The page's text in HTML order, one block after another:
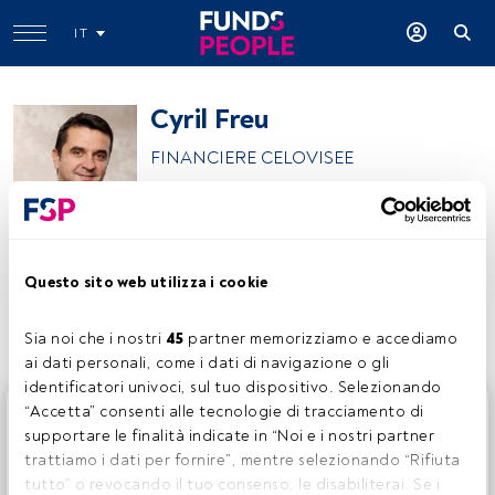
Questo sito web utilizza i cookie
Sia noi che i nostri 45 partner memorizziamo e accediamo
ai dati personali, come i dati di navigazione o gli
identificatori univoci, sul tuo dispositivo. Selezionando
“Accetta” consenti alle tecnologie di tracciamento di
supportare le finalità indicate in “Noi e i nostri partner
trattiamo i dati per fornire”, mentre selezionando “Rifiuta
tutto” o revocando il tuo consenso, le disabiliterai. Se i
IT
Cyril Freu
FINANCIERE CELOVISEE
Condividi:
Questo è un articolo riservato agli utenti FundsPeople. Se
sei già registrato, accedi tramite il pulsante Login. Se non
hai ancora un account, ti invitiamo a registrarti per scoprire
tutti i contenuti che FundsPeople ha da offrire.